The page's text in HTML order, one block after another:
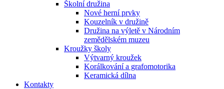
Školní družina
Nové herní prvky
Kouzelník v družině
Družina na výletě v Národním
zemědělském muzeu
Kroužky školy
Výtvarný kroužek
Korálkování a grafomotorika
Keramická dílna
Kontakty